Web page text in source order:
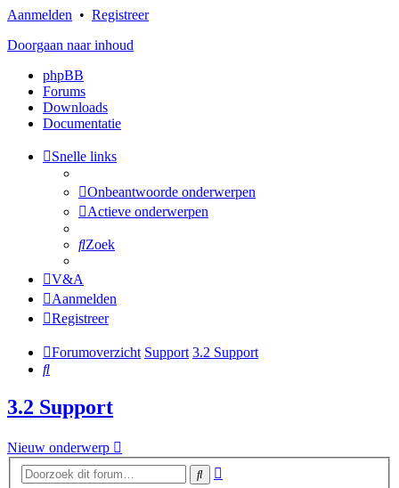
Aanmelden • Registreer
Doorgaan naar inhoud
phpBB
Forums
Downloads
Documentatie
Snelle links
Onbeantwoorde onderwerpen
Actieve onderwerpen
Zoek
V&A
Aanmelden
Registreer
Forumoverzicht Support 3.2 Support
Zoek
3.2 Support
Nieuw onderwerp
Zoek